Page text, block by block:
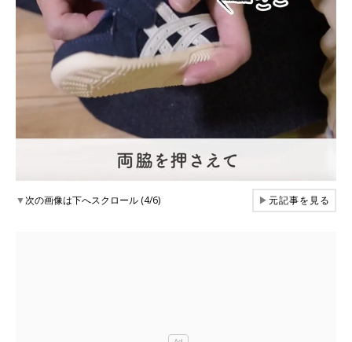
▼次の画像は下へスクロール (4/6) ▶元記事を見る